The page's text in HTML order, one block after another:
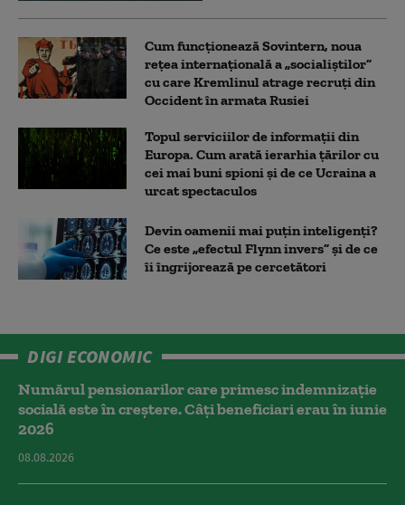
Cum funcționează Sovintern, noua
rețea internațională a „socialiștilor”
cu care Kremlinul atrage recruți din
Occident în armata Rusiei
Topul serviciilor de informații din
Europa. Cum arată ierarhia țărilor cu
cei mai buni spioni și de ce Ucraina a
urcat spectaculos
Devin oamenii mai puțin inteligenți?
Ce este „efectul Flynn invers” și de ce
îi îngrijorează pe cercetători
DIGI ECONOMIC
Numărul pensionarilor care primesc indemnizaţie
socială este în creștere. Câți beneficiari erau în iunie
2026
08.08.2026